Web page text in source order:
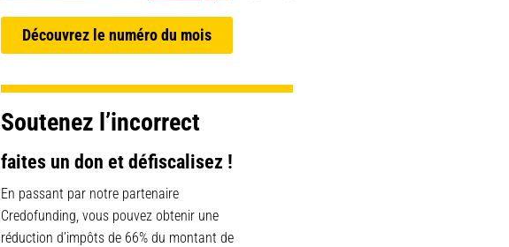
Découvrez le numéro du mois
Soutenez l’incorrect
faites un don et défiscalisez !
En passant par notre partenaire
Credofunding, vous pouvez obtenir une
réduction d’impôts de 66% du montant de